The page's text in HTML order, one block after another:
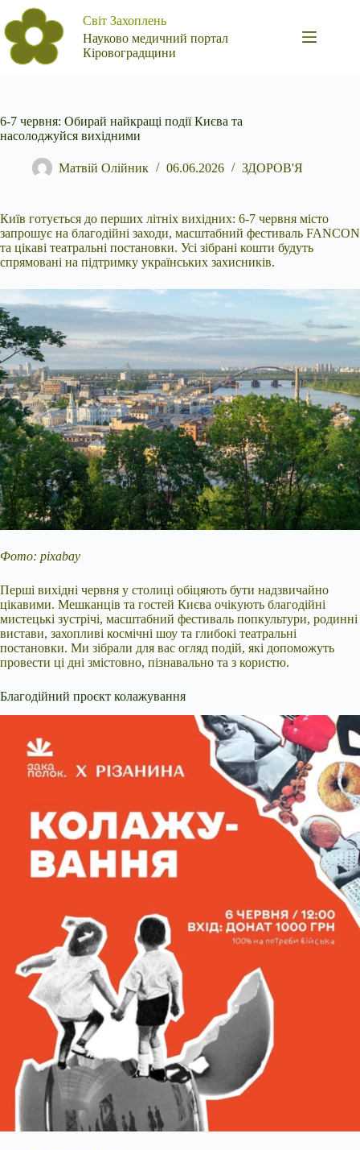
Перейти
до
вмісту
Світ Захоплень
Науково медичний портал
Кіровоградщини
6-7 червня: Обирай найкращі події Києва та
насолоджуйся вихідними
Матвій Олійник 06.06.2026 ЗДОРОВ'Я
Київ готується до перших літніх вихідних: 6-7 червня місто
запрошує на благодійні заходи, масштабний фестиваль FANCON
та цікаві театральні постановки. Усі зібрані кошти будуть
спрямовані на підтримку українських захисників.
Фото: pixabay
Перші вихідні червня у столиці обіцяють бути надзвичайно
цікавими. Мешканців та гостей Києва очікують благодійні
мистецькі зустрічі, масштабний фестиваль попкультури, родинні
вистави, захопливі космічні шоу та глибокі театральні
постановки. Ми зібрали для вас огляд подій, які допоможуть
провести ці дні змістовно, пізнавально та з користю.
Благодійний проєкт колажування